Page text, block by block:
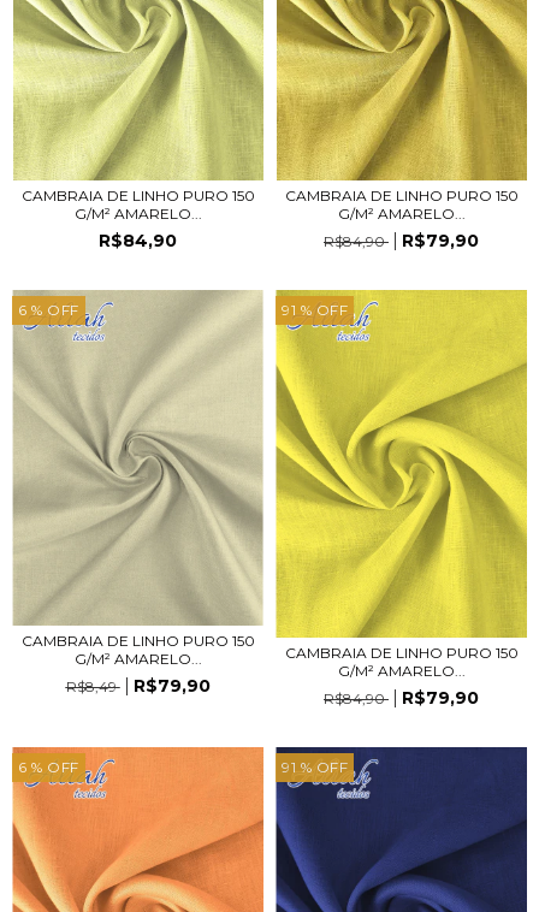
CAMBRAIA DE LINHO PURO 150
G/M² AMARELO...
R$84,90
CAMBRAIA DE LINHO PURO 150
G/M² AMARELO...
R$84,90
R$79,90
6 % OFF
CAMBRAIA DE LINHO PURO 150
G/M² AMARELO...
R$8,49
R$79,90
91 % OFF
CAMBRAIA DE LINHO PURO 150
G/M² AMARELO...
R$84,90
R$79,90
6 % OFF 91 % OFF